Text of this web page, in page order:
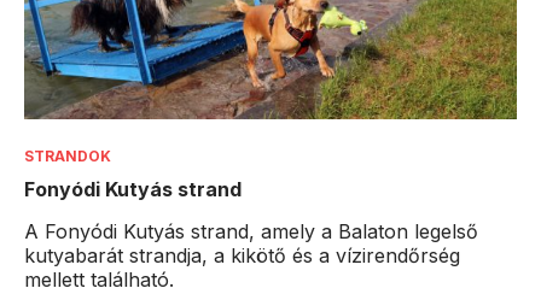
STRANDOK
Fonyódi Kutyás strand
A Fonyódi Kutyás strand, amely a Balaton legelső
kutyabarát strandja, a kikötő és a vízirendőrség
mellett található.